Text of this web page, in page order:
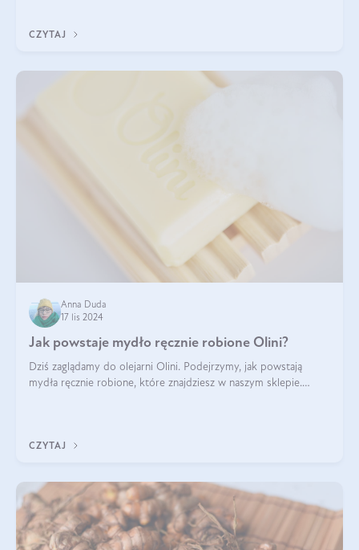
CZYTAJ
Anna Duda
17 lis 2024
Jak powstaje mydło ręcznie robione Olini?
Dziś zaglądamy do olejarni Olini. Podejrzymy, jak powstają
mydła ręcznie robione, które znajdziesz w naszym sklepie.
CZYTAJ